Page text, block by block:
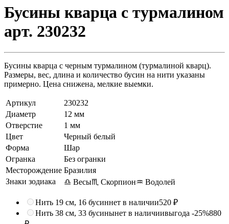
Бусины кварца с турмалином
арт. 230232
Бусины кварца с черным турмалином (турмалиной кварц).
Размеры, вес, длина и количество бусин на нити указаны
примерно. Цена снижена, мелкие выемки.
Артикул
230232
Диаметр
12 мм
Отверстие
1 мм
Цвет
Черный белый
Форма
Шар
Огранка
Без огранки
Месторождение Бразилия
Знаки зодиака
♎ Весы♏ Скорпион♒ Водолей
Нить 19 см, 16 бусиннет в наличии520 ₽
Нить 38 см, 33 бусинынет в наличиивыгода -25%880